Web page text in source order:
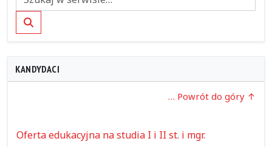
Szukaj
KANDYDACI
… Powrót do góry
Oferta edukacyjna na studia I i II st. i mgr.